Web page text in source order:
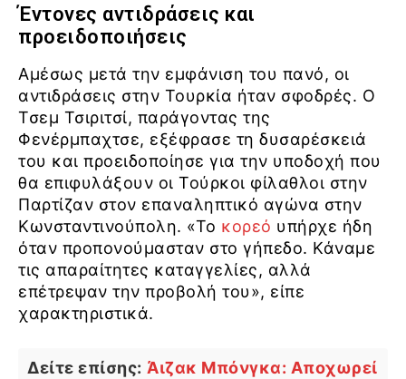
Έντονες αντιδράσεις και
προειδοποιήσεις
Αμέσως μετά την εμφάνιση του πανό, οι
αντιδράσεις στην Τουρκία ήταν σφοδρές. Ο
Τσεμ Τσιριτσί, παράγοντας της
Φενέρμπαχτσε, εξέφρασε τη δυσαρέσκειά
του και προειδοποίησε για την υποδοχή που
θα επιφυλάξουν οι Τούρκοι φίλαθλοι στην
Παρτίζαν στον επαναληπτικό αγώνα στην
Κωνσταντινούπολη. «Το κορεό υπήρχε ήδη
όταν προπονούμασταν στο γήπεδο. Κάναμε
τις απαραίτητες καταγγελίες, αλλά
επέτρεψαν την προβολή του», είπε
χαρακτηριστικά.
Δείτε επίσης: Άιζακ Μπόνγκα: Αποχωρεί